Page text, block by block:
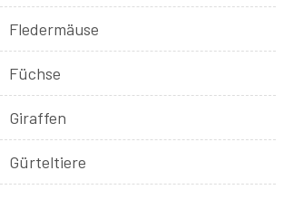
Fledermäuse
Füchse
Giraffen
Gürteltiere